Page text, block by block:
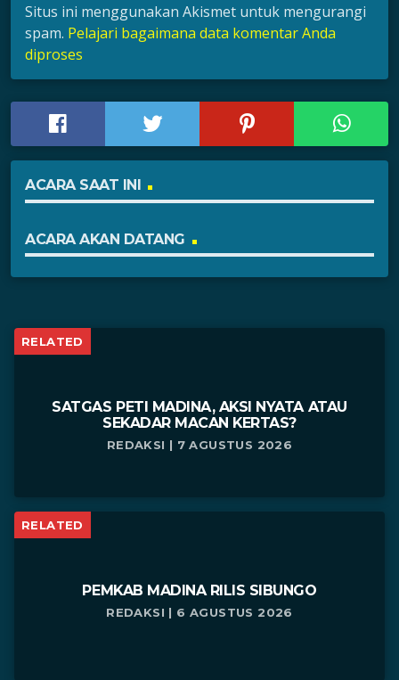
Situs ini menggunakan Akismet untuk mengurangi
spam. Pelajari bagaimana data komentar Anda
diproses
ACARA SAAT INI
ACARA AKAN DATANG
RELATED
SATGAS PETI MADINA, AKSI NYATA ATAU
SEKADAR MACAN KERTAS?
REDAKSI | 7 AGUSTUS 2026
RELATED
PEMKAB MADINA RILIS SIBUNGO
REDAKSI | 6 AGUSTUS 2026